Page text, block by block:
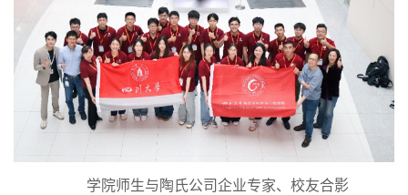
学院师生与陶氏公司企业专家、校友合影